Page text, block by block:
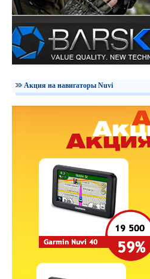
Акция на навигаторы Nuvi